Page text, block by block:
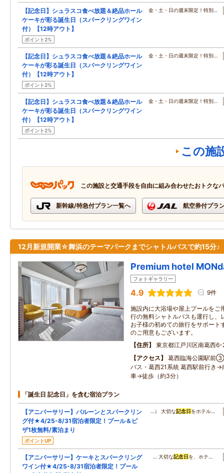
【記念日】シュラスコ食べ放題＆絶品ホール
ケーキが彩る誕生日（スパークリングワイン
付）【12時アウト】
ポイント2%
金・土・日の週末限定！特別…
【記念日】シュラスコ食べ放題＆絶品ホール
ケーキが彩る誕生日（スパークリングワイン
付）【12時アウト】
ポイント2%
金・土・日の週末限定！特別…
【記念日】シュラスコ食べ放題＆絶品ホール
ケーキが彩る誕生日（スパークリングワイン
付）【12時アウト】
ポイント2%
金・土・日の週末限定！特別…
この施
この施設と交通手段を自由に組み合わせたおトクな
新幹線/特急付プラン一覧へ 航空券付プラ
12月新規開業☆舞浜のテーマパークまでシャトルバスで約15分♪
Premium hotel
フォトギャラリー
4.9 9件
施設内に大浴場や屋上プールをご
行の無料シャトルバスも運行し、
お子様の初めての旅行をサポート
のご用意もございます。
住所
東京都江戸川区南葛西
アクセス
葛西臨海公園駅前
バス・葛西21系統 葛西駅前行き→
車→徒歩（約3分）
「誕生日 記念日」を含む宿泊プラン
【アニバーサリー】バルーンとスパークリン
グ付★4/25-8/31宿泊者限定！プール＆ピ
ザ1枚無料/素泊まり
ポイントUP
…） 大切な記念日 をホテル…
【アニバーサリー】ケーキとスパークリング
ワイン付★4/25-8/31宿泊者限定！プール
… 大切な記念日 を、ホテ…